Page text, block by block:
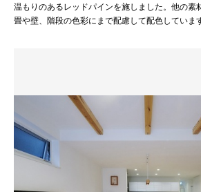
温もりのあるレッドパインを施しました。他の素
畳や壁、階段の色彩にまで配慮して配色していま